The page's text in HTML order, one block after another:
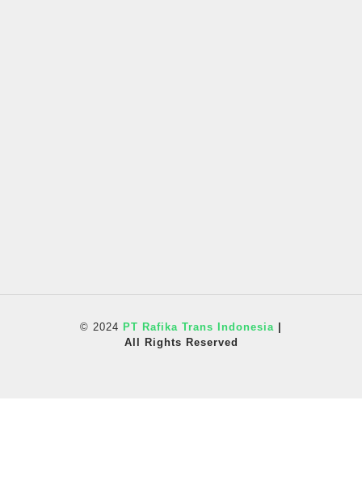
© 2024 PT Rafika Trans Indonesia
All Rights Reserved